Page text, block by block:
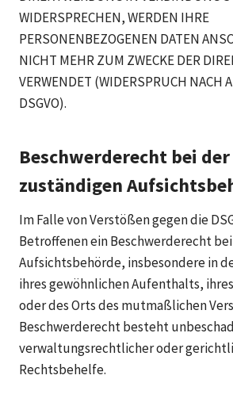
WIDERSPRECHEN, WERDEN IHRE
PERSONENBEZOGENEN DATEN
NICHT MEHR ZUM ZWECKE DER
VERWENDET (WIDERSPRUCH NACH
DSGVO).
Beschwerde­recht bei der
zuständigen
Im Falle von Verstößen gegen die
Betroffenen ein Beschwerderecht
Aufsichtsbehörde, insbesondere in
ihres gewöhnlichen Aufenthalts,
oder des Orts des mutmaßlichen
Beschwerderecht besteht
verwaltungsrechtlicher oder
Rechtsbehelfe.